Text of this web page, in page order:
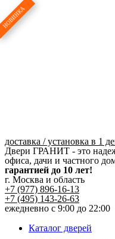
Перейти
к
содержимому
доставка / установка в 1
Двери ГРАНИТ - это
офиса, дачи и частного
гарантией до 10 лет!
г. Москва и область
+7 (977) 896-16-13
+7 (495) 143-26-63
ежедневно с 9:00 до 22:00
Каталог дверей